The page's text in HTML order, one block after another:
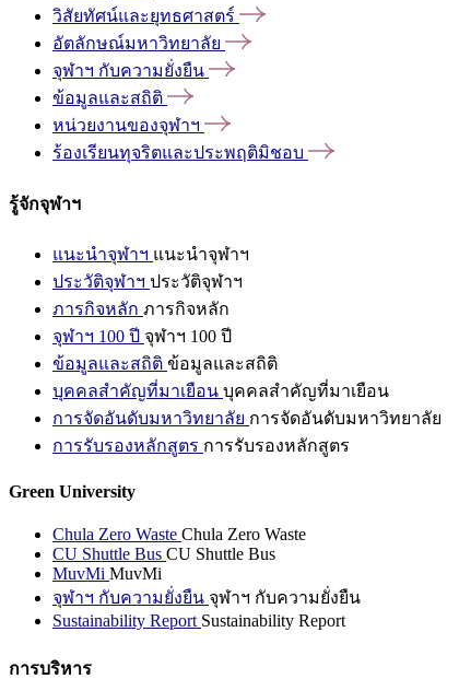
วิสัยทัศน์และยุทธศาสตร์
อัตลักษณ์มหาวิทยาลัย
จุฬาฯ กับความยั่งยืน
ข้อมูลและสถิติ
หน่วยงานของจุฬาฯ
ร้องเรียนทุจริตและประพฤติมิชอบ
รู้จักจุฬาฯ
แนะนำจุฬาฯ แนะนำจุฬาฯ
ประวัติจุฬาฯ ประวัติจุฬาฯ
ภารกิจหลัก ภารกิจหลัก
จุฬาฯ 100 ปี จุฬาฯ 100 ปี
ข้อมูลและสถิติ ข้อมูลและสถิติ
บุคคลสำคัญที่มาเยือน บุคคลสำคัญที่มาเยือน
การจัดอันดับมหาวิทยาลัย การจัดอันดับมหาวิทยาลัย
การรับรองหลักสูตร การรับรองหลักสูตร
Green University
Chula Zero Waste Chula Zero Waste
CU Shuttle Bus CU Shuttle Bus
MuvMi MuvMi
จุฬาฯ กับความยั่งยืน จุฬาฯ กับความยั่งยืน
Sustainability Report Sustainability Report
การบริหาร